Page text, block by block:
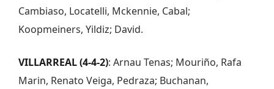
Cambiaso, Locatelli, Mckennie, Cabal;
Koopmeiners, Yildiz; David.
VILLARREAL (4-4-2): Arnau Tenas; Mouriño, Rafa
Marin, Renato Veiga, Pedraza; Buchanan,